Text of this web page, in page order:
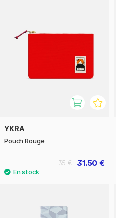
YKRA
Pouch Rouge
31.50 €
35 €